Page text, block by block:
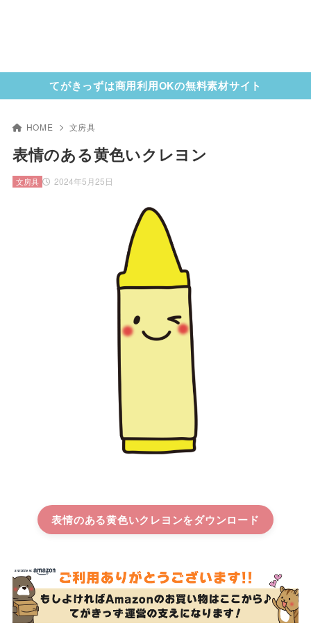
てがきっずは商用利用OKの無料素材サイト
HOME 文房具
表情のある黄色いクレヨン
2024年5月25日
文房具
表情のある黄色いクレヨン